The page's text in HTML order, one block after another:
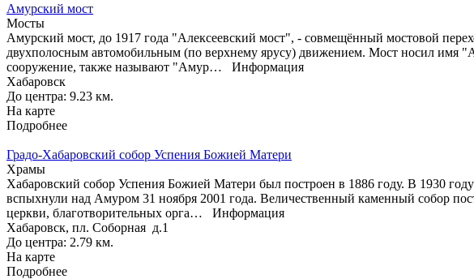
Амурский мост
Мосты
Амурский мост, до 1917 года "Алексеевский мост", - совмещённый мостовой
двухполосным автомобильным (по верхнему ярусу) движением. Мост носил имя
сооружение, также называют "Амур… Информация
Хабаровск
До центра: 9.23 км.
На карте
Подробнее
Градо-Хабаровский собор Успения Божией Матери
Храмы
Хабаровский собор Успения Божией Матери был построен в 1886 году. В 1930
вспыхнули над Амуром 31 ноября 2001 года. Величественный каменный собор
церкви, благотворительных орга… Информация
Хабаровск, пл. Соборная д.1
До центра: 2.79 км.
На карте
Подробнее